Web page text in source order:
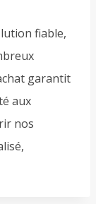
fiable,
garantit
aux
nos